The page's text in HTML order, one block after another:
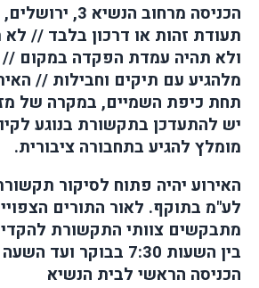
הכניסה מרחוב
תעודת זהות או דרכון בלבד //
ולא תהיה עמדת הפקדה במקום //
מלהגיע עם תיקים וחבילות //
תחת כיפת השמיים, במקרה של מזג
יש להתעדכן בתקשורת בנוגע
מומלץ להגיע בתחבורה ציבורית.
האירוע יהיה פתוח לסיקור
לע"מ בתוקף. לאור התורים
מתבקשים צוותי התקשורת
הכניסה הראשי לבית הנשיא